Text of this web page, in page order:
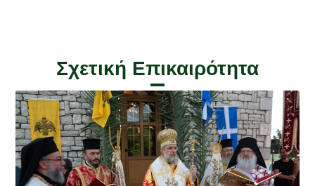
Σχετική Επικαιρότητα